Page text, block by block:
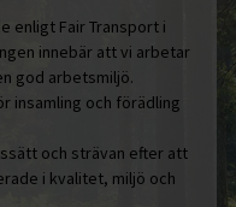
enligt Fair Transport i
innebär att vi arbetar
god arbetsmiljö.
insamling och förädling
och strävan efter att
i kvalitet, miljö och